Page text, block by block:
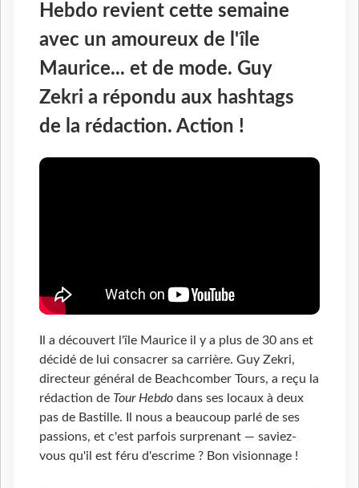
Hebdo revient cette semaine
avec un amoureux de l'île
Maurice... et de mode. Guy
Zekri a répondu aux hashtags
de la rédaction. Action !
Il a découvert l'île Maurice il y a plus de 30 ans et
décidé de lui consacrer sa carrière. Guy Zekri,
directeur général de Beachcomber Tours, a reçu la
rédaction de Tour Hebdo dans ses locaux à deux
pas de Bastille. Il nous a beaucoup parlé de ses
passions, et c'est parfois surprenant — saviez-
vous qu'il est féru d'escrime ? Bon visionnage !